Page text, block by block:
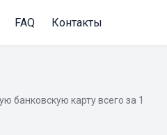
FAQ Контакты
банковскую карту всего за 1